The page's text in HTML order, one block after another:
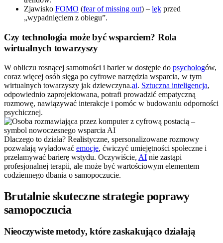
Zjawisko FOMO (fear of missing out) – lęk przed
„wypadnięciem z obiegu”.
Czy technologia może być wsparciem? Rola
wirtualnych towarzyszy
W obliczu rosnącej samotności i barier w dostępie do psychologów,
coraz więcej osób sięga po cyfrowe narzędzia wsparcia, w tym
wirtualnych towarzyszy jak dziewczyna.ai. Sztuczna inteligencja,
odpowiednio zaprojektowana, potrafi prowadzić empatyczną
rozmowę, nawiązywać interakcje i pomóc w budowaniu odporności
psychicznej.
Dlaczego to działa? Realistyczne, spersonalizowane rozmowy
pozwalają wyładować emocje, ćwiczyć umiejętności społeczne i
przełamywać barierę wstydu. Oczywiście, AI nie zastąpi
profesjonalnej terapii, ale może być wartościowym elementem
codziennego dbania o samopoczucie.
Brutalnie skuteczne strategie poprawy
samopoczucia
Nieoczywiste metody, które zaskakująco działają